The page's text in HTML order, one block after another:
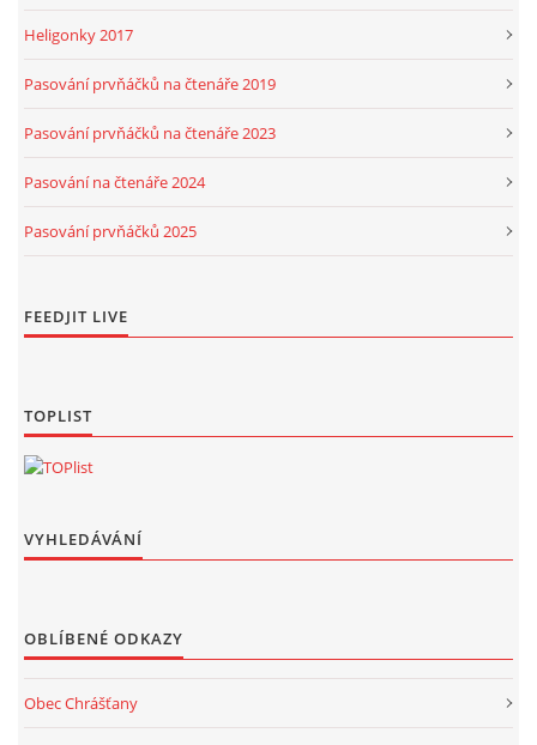
Heligonky 2017
Pasování prvňáčků na čtenáře 2019
Pasování prvňáčků na čtenáře 2023
Pasování na čtenáře 2024
Pasování prvňáčků 2025
FEEDJIT LIVE
TOPLIST
VYHLEDÁVÁNÍ
OBLÍBENÉ ODKAZY
Obec Chrášťany